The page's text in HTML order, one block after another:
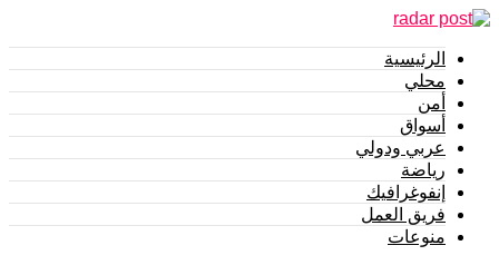
الرئيسية
محلي
أمن
أسواق
عربي ودولي
رياضة
إنفوغرافيك
فريق العمل
منوعات